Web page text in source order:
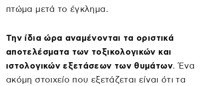
πτώμα μετά το έγκλημα.
Την ίδια ώρα αναμένονται τα οριστικά
αποτελέσματα των τοξικολογικών και
ιστολογικών εξετάσεων των θυμάτων. Ένα
ακόμη στοιχείο που εξετάζεται είναι ότι τα